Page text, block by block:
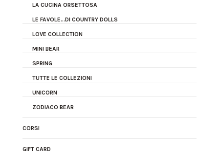
LA CUCINA ORSETTOSA
LE FAVOLE...DI COUNTRY DOLLS
LOVE COLLECTION
MINI BEAR
SPRING
TUTTE LE COLLEZIONI
UNICORN
ZODIACO BEAR
CORSI
GIFT CARD